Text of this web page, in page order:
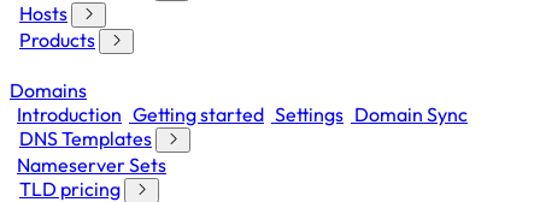
Hosts
Products
Domains
Introduction Getting started Settings Domain Sync
DNS Templates
Nameserver Sets
TLD pricing